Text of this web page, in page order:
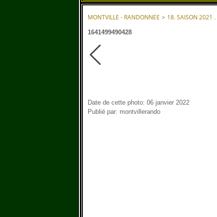
MONTVILLE - RANDONNEE > 18. SAISON 2021
1641499490428
Date de cette photo: 06 janvier 2022
Publié par: montvillerando